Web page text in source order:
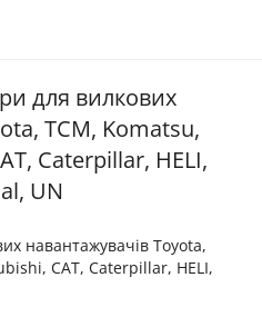
для вилкових
TCM, Komatsu,
Caterpillar, HELI,
UN
навантажувачів Toyota,
CAT, Caterpillar, HELI,